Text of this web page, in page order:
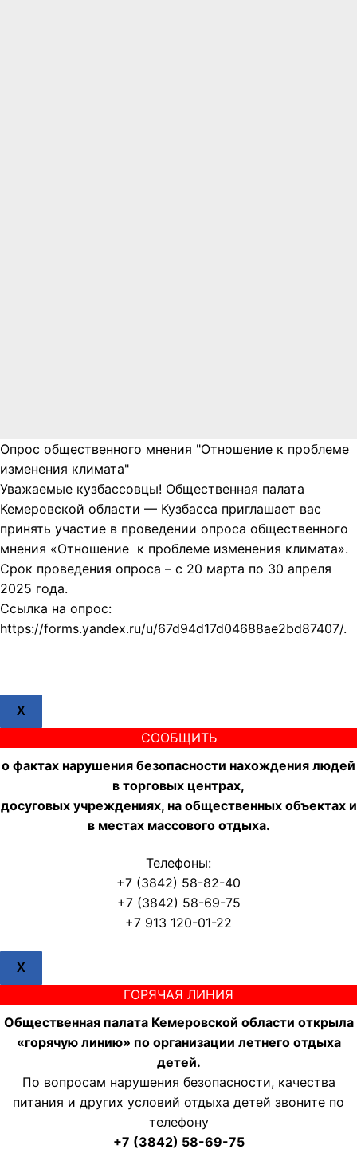
Опрос общественного мнения "Отношение к проблеме
изменения климата"
Уважаемые кузбассовцы! Общественная палата
Кемеровской области — Кузбасса приглашает вас
принять участие в проведении опроса общественного
мнения «Отношение к проблеме изменения климата».
Срок проведения опроса – с 20 марта по 30 апреля
2025 года.
Ссылка на опрос:
https://forms.yandex.ru/u/67d94d17d04688ae2bd87407/.
X
СООБЩИТЬ
о фактах нарушения безопасности нахождения людей
в торговых центрах,
досуговых учреждениях, на общественных объектах и
в местах массового отдыха.
Телефоны:
+7 (3842) 58-82-40
+7 (3842) 58-69-75
+7 913 120-01-22
X
ГОРЯЧАЯ ЛИНИЯ
Общественная палата Кемеровской области открыла
«горячую линию» по организации летнего отдыха
детей.
По вопросам нарушения безопасности, качества
питания и других условий отдыха детей звоните по
телефону
+7 (3842) 58-69-75